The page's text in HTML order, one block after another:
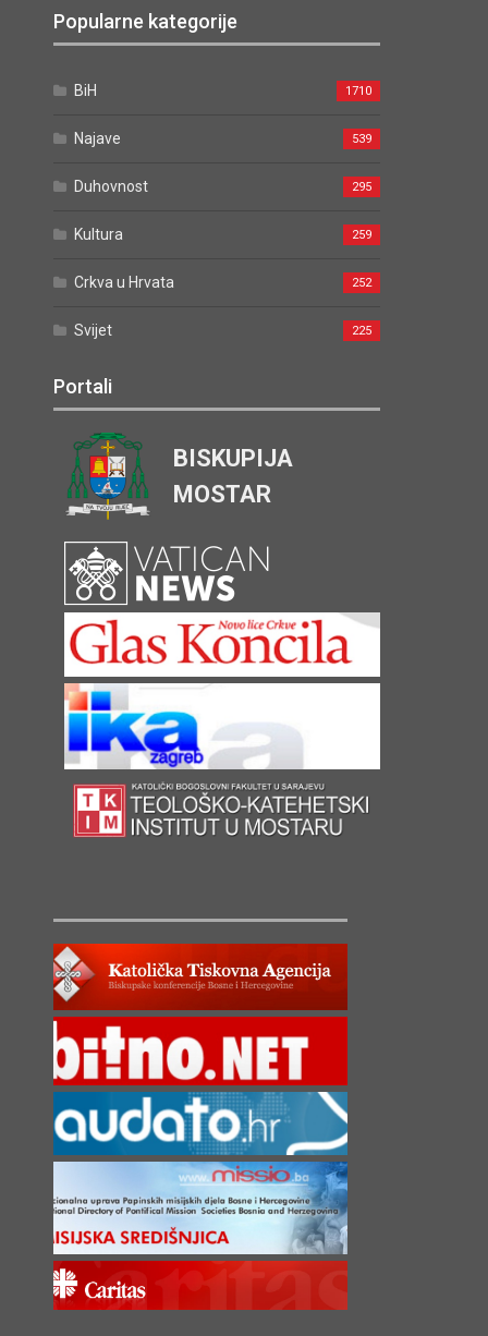
Popularne kategorije
BiH 1710
Najave 539
Duhovnost 295
Kultura 259
Crkva u Hrvata 252
Svijet 225
Portali
BISKUPIJA
MOSTAR